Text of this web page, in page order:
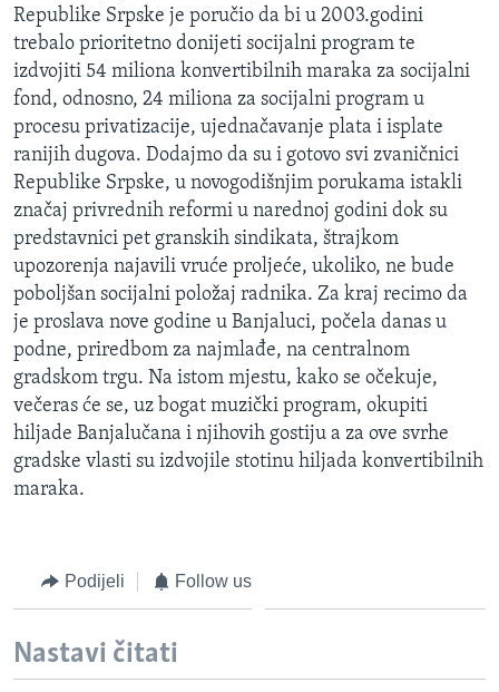
Republike Srpske je poručio da bi u 2003.godini
trebalo prioritetno donijeti socijalni program te
izdvojiti 54 miliona konvertibilnih maraka za socijalni
fond, odnosno, 24 miliona za socijalni program u
procesu privatizacije, ujednačavanje plata i isplate
ranijih dugova. Dodajmo da su i gotovo svi zvaničnici
Republike Srpske, u novogodišnjim porukama istakli
značaj privrednih reformi u narednoj godini dok su
predstavnici pet granskih sindikata, štrajkom
upozorenja najavili vruće proljeće, ukoliko, ne bude
poboljšan socijalni položaj radnika. Za kraj recimo da
je proslava nove godine u Banjaluci, počela danas u
podne, priredbom za najmlađe, na centralnom
gradskom trgu. Na istom mjestu, kako se očekuje,
večeras će se, uz bogat muzički program, okupiti
hiljade Banjalučana i njihovih gostiju a za ove svrhe
gradske vlasti su izdvojile stotinu hiljada konvertibilnih
maraka.
Podijeli Follow us
Nastavi čitati